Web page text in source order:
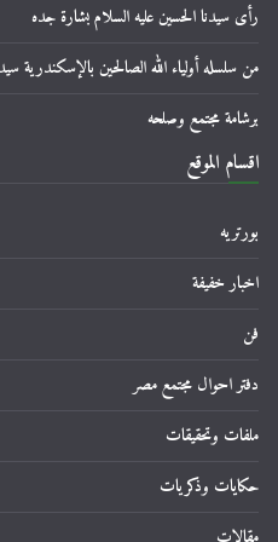
رأى سيدنا الحسين عليه السلام بشارة جده
من سلسله أولياء الله الصالحين بالإسكندرية
برشامة مجتمع وصلحه
اقسام الموقع
بورتريه
اخبار خفيفة
فن
دفتر احوال مجتمع مصر
ملفات وتحقيقات
حكايات وذكريات